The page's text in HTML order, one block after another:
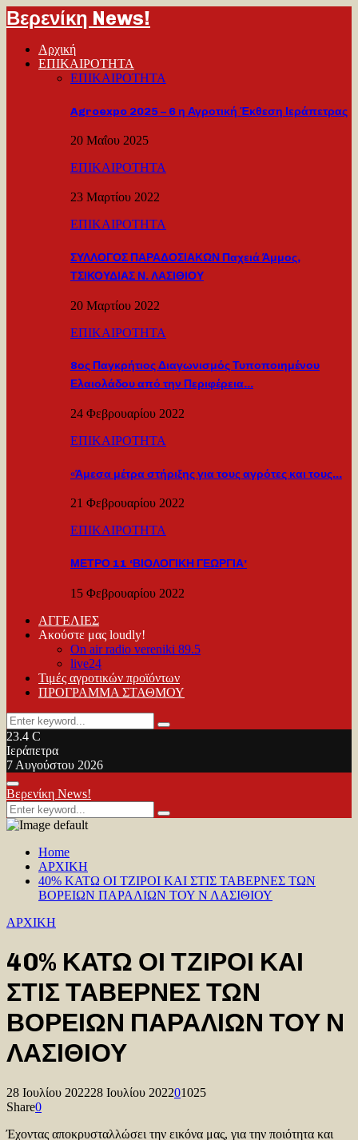
Βερενίκη News!
Αρχική
ΕΠΙΚΑΙΡΟΤΗΤΑ
ΕΠΙΚΑΙΡΟΤΗΤΑ
Agroexpo 2025 – 6 η Αγροτική Έκθεση Ιεράπετρας
20 Μαΐου 2025
ΕΠΙΚΑΙΡΟΤΗΤΑ
23 Μαρτίου 2022
ΕΠΙΚΑΙΡΟΤΗΤΑ
ΣΥΛΛΟΓΟΣ ΠΑΡΑΔΟΣΙΑΚΩΝ Παχειά Άμμος,
ΤΣΙΚΟΥΔΙΑΣ Ν. ΛΑΣΙΘΙΟΥ
20 Μαρτίου 2022
ΕΠΙΚΑΙΡΟΤΗΤΑ
8ος Παγκρήτιος Διαγωνισμός Τυποποιημένου
Ελαιολάδου από την Περιφέρεια…
24 Φεβρουαρίου 2022
ΕΠΙΚΑΙΡΟΤΗΤΑ
«Άμεσα μέτρα στήριξης για τους αγρότες και τους…
21 Φεβρουαρίου 2022
ΕΠΙΚΑΙΡΟΤΗΤΑ
ΜΕΤΡΟ 11 ‘ΒΙΟΛΟΓΙΚΗ ΓΕΩΡΓΙΑ’
15 Φεβρουαρίου 2022
ΑΓΓΕΛΙΕΣ
Ακούστε μας loudly!
On air radio vereniki 89.5
live24
Τιμές αγροτικών προϊόντων
ΠΡΟΓΡΑΜΜΑ ΣΤΑΘΜΟΥ
Search
for:
Search
23.4 C
Ιεράπετρα
7 Αυγούστου 2026
Facebook
Twitter
Youtube
Primary
Menu
Βερενίκη News!
Search
for:
Search
Home
ΑΡΧΙΚΗ
40% ΚΑΤΩ ΟΙ ΤΖΙΡΟΙ ΚΑΙ ΣΤΙΣ ΤΑΒΕΡΝΕΣ ΤΩΝ
ΒΟΡΕΙΩΝ ΠΑΡΑΛΙΩΝ ΤΟΥ Ν ΛΑΣΙΘΙΟΥ
ΑΡΧΙΚΗ
40% ΚΑΤΩ ΟΙ ΤΖΙΡΟΙ ΚΑΙ
ΣΤΙΣ ΤΑΒΕΡΝΕΣ ΤΩΝ
ΒΟΡΕΙΩΝ ΠΑΡΑΛΙΩΝ ΤΟΥ Ν
ΛΑΣΙΘΙΟΥ
28 Ιουλίου 202228 Ιουλίου 202201025
Share0
Έχοντας αποκρυσταλλώσει την εικόνα μας, για την ποιότητα και